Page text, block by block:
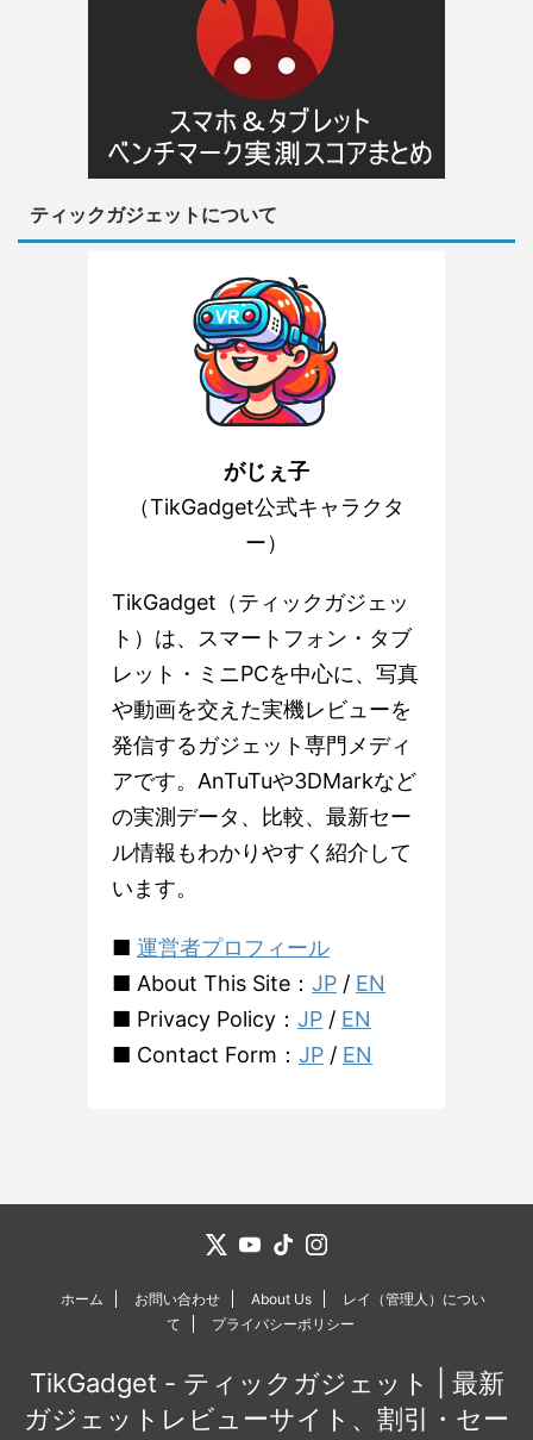
ティックガジェットについて
がじぇ子
（TikGadget公式キャラクタ
ー）
TikGadget（ティックガジェッ
ト）は、スマートフォン・タブ
レット・ミニPCを中心に、写真
や動画を交えた実機レビューを
発信するガジェット専門メディ
アです。AnTuTuや3DMarkなど
の実測データ、比較、最新セー
ル情報もわかりやすく紹介して
います。
■ 運営者プロフィール
■ About This Site： JP / EN
■ Privacy Policy： JP / EN
■ Contact Form： JP / EN
ホーム お問い合わせ About Us
レイ（管理人）につい
て
プライバシーポリシー
TikGadget - ティックガジェット | 最新
ガジェットレビューサイト、割引・セー